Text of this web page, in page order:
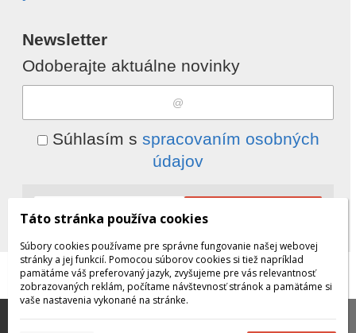
Newsletter
Odoberajte aktuálne novinky
Súhlasím s spracovaním osobných
údajov
© 2026 WEXBO |www.wexbo.com|Prihlásiť
Táto stránka používa cookies
Súbory cookies používame pre správne fungovanie našej webovej
stránky a jej funkcií. Pomocou súborov cookies si tiež napríklad
pamätáme váš preferovaný jazyk, zvyšujeme pre vás relevantnosť
zobrazovaných reklám, počítame návštevnosť stránok a pamätáme si
vaše nastavenia vykonané na stránke.